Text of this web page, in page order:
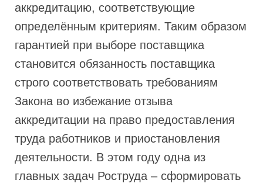
аккредитацию, соответствующие
определённым критериям. Таким образом
гарантией при выборе поставщика
становится обязанность поставщика
строго соответствовать требованиям
Закона во избежание отзыва
аккредитации на право предоставления
труда работников и приостановления
деятельности. В этом году одна из
главных задач Роструда – сформировать